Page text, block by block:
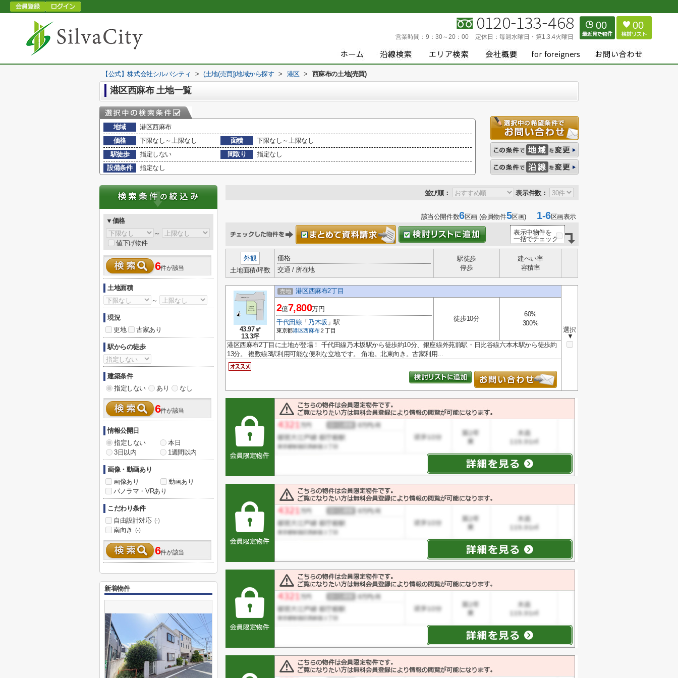
営業時間： 9：30～20：00 定休日： 毎週水曜日・第1.3.4火曜日
00 00
【公式】株式会社シルバシティ > (土地(売買))地域から探す > 港区 > 西麻布の土地(売買)
港区西麻布 土地一覧
地域
港区西麻布
価格
下限なし～上限なし 面積
下限なし～上限なし
駅徒歩
指定しない 間取り
指定なし
設備条件
指定なし
並び順： 表示件数：
該当公開件数6区画 (会員物件5区画)1-6区画表示
表示中物件を
一括でチェック
外観
土地面積/坪数
価格
交通 / 所在地
駅徒歩
停歩
建ぺい率
容積率
43.97㎡
13.3坪
売地 港区西麻布2丁目
選択
▼
2億7,800万円
千代田線 「 乃木坂 」駅
東京都港区西麻布２丁目
徒歩10分
60%
300%
港区西麻布2丁目に土地が登場！ 千代田線乃木坂駅から徒歩約10分、銀座線外苑前駅・日比谷線六本木駅から徒歩約
13分。 複数線3駅利用可能な便利な立地です。 角地。北東向き。古家利用...
▼価格
～
値下げ物件
6件が該当
土地面積
～
現況
更地
古家あり
駅からの徒歩
建築条件
指定しない
あり なし
6件が該当
情報公開日
指定しない
本日
3日以内
1週間以内
画像・動画あり
画像あり
動画あり
パノラマ・VRあり
こだわり条件
自由設計対応 (-)
南向き (-)
6件が該当
新着物件